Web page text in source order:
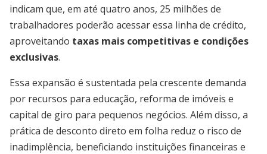
indicam que, em até quatro anos, 25 milhões de
trabalhadores poderão acessar essa linha de crédito,
aproveitando taxas mais competitivas e condições
exclusivas.
Essa expansão é sustentada pela crescente demanda
por recursos para educação, reforma de imóveis e
capital de giro para pequenos negócios. Além disso, a
prática de desconto direto em folha reduz o risco de
inadimplência, beneficiando instituições financeiras e